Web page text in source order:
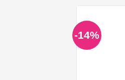
-14%